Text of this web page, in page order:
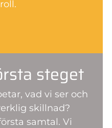
steget
vad vi ser och
skillnad?
samtal. Vi